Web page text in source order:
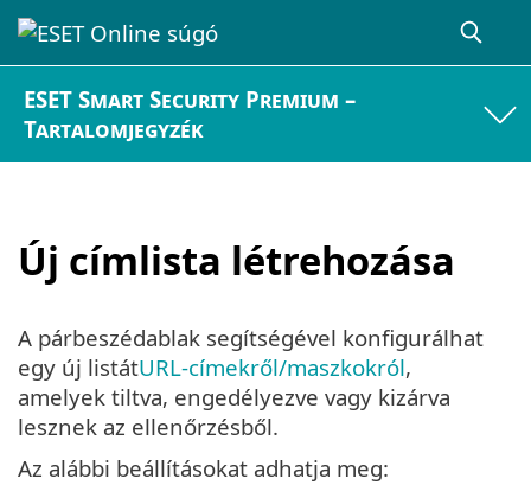
ESET Smart Security Premium –
Tartalomjegyzék
Új címlista létrehozása
A párbeszédablak segítségével konfigurálhat
egy új listátURL-címekről/maszkokról,
amelyek tiltva, engedélyezve vagy kizárva
lesznek az ellenőrzésből.
Az alábbi beállításokat adhatja meg: